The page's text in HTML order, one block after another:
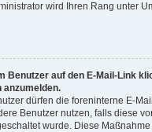
wird Ihren Rang unter
Benutzer auf den E-Mail-Link
anzumelden.
dürfen die foreninterne E-
Benutzer nutzen, falls diese
wurde. Diese